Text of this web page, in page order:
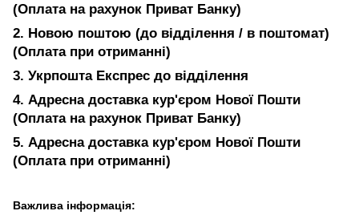
(Оплата на рахунок Приват Банку)
2. Новою поштою (до відділення / в поштомат)
(Оплата при отриманні)
3. Укрпошта Експрес до відділення
4. Адресна доставка кур'єром Нової Пошти
(Оплата на рахунок Приват Банку)
5. Адресна доставка кур'єром Нової Пошти
(Оплата при отриманні)
Важлива інформація: